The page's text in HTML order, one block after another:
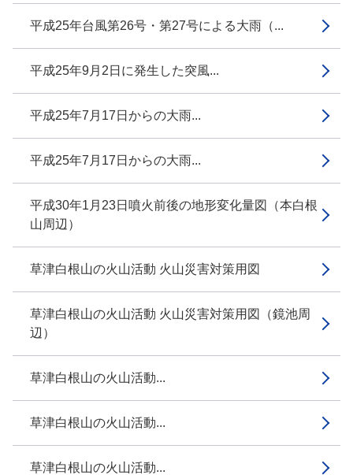
平成25年台風第26号・第27号による大雨（...
平成25年9月2日に発生した突風...
平成25年7月17日からの大雨...
平成25年7月17日からの大雨...
平成30年1月23日噴火前後の地形変化量図（本白根
山周辺）
草津白根山の火山活動 火山災害対策用図
草津白根山の火山活動 火山災害対策用図（鏡池周
辺）
草津白根山の火山活動...
草津白根山の火山活動...
草津白根山の火山活動...